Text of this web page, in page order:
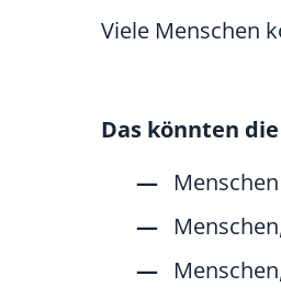
Viele Menschen
Das könnten